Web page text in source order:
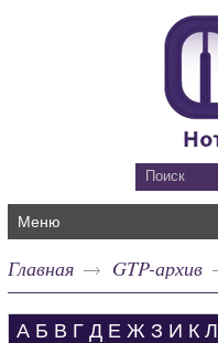
Меню
Главная GTP-архив
А Б В Г Д Е Ж З И К Л